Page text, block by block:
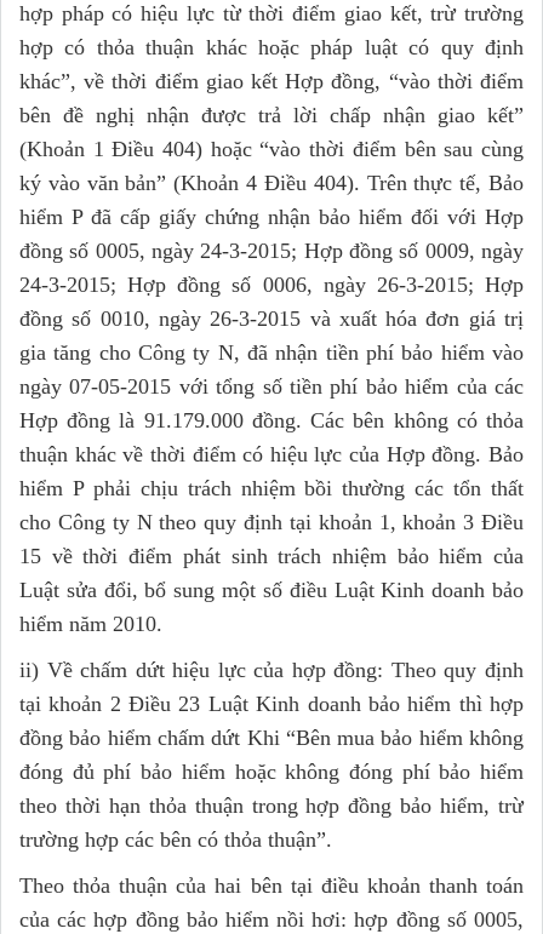
hợp pháp có hiệu lực từ thời điểm giao kết, trừ trường
hợp có thỏa thuận khác hoặc pháp luật có quy định
khác”, về thời điểm giao kết Hợp đồng, “vào thời điểm
bên đề nghị nhận được trả lời chấp nhận giao kết”
(Khoản 1 Điều 404) hoặc “vào thời điểm bên sau cùng
ký vào văn bản” (Khoản 4 Điều 404). Trên thực tế, Bảo
hiểm P đã cấp giấy chứng nhận bảo hiểm đối với Hợp
đồng số 0005, ngày 24-3-2015; Hợp đồng số 0009, ngày
24-3-2015; Hợp đồng số 0006, ngày 26-3-2015; Hợp
đồng số 0010, ngày 26-3-2015 và xuất hóa đơn giá trị
gia tăng cho Công ty N, đã nhận tiền phí bảo hiểm vào
ngày 07-05-2015 với tổng số tiền phí bảo hiểm của các
Hợp đồng là 91.179.000 đồng. Các bên không có thỏa
thuận khác về thời điểm có hiệu lực của Hợp đồng. Bảo
hiểm P phải chịu trách nhiệm bồi thường các tổn thất
cho Công ty N theo quy định tại khoản 1, khoản 3 Điều
15 về thời điểm phát sinh trách nhiệm bảo hiểm của
Luật sửa đổi, bổ sung một số điều Luật Kinh doanh bảo
hiểm năm 2010.
ii) Về chấm dứt hiệu lực của hợp đồng: Theo quy định
tại khoản 2 Điều 23 Luật Kinh doanh bảo hiểm thì hợp
đồng bảo hiểm chấm dứt Khi “Bên mua bảo hiểm không
đóng đủ phí bảo hiểm hoặc không đóng phí bảo hiểm
theo thời hạn thỏa thuận trong hợp đồng bảo hiểm, trừ
trường hợp các bên có thỏa thuận”.
Theo thỏa thuận của hai bên tại điều khoản thanh toán
của các hợp đồng bảo hiểm nồi hơi: hợp đồng số 0005,